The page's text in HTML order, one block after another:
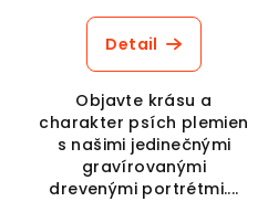
Detail
Objavte krásu a
charakter psích plemien
s našimi jedinečnými
gravírovanými
drevenými portrétmi....